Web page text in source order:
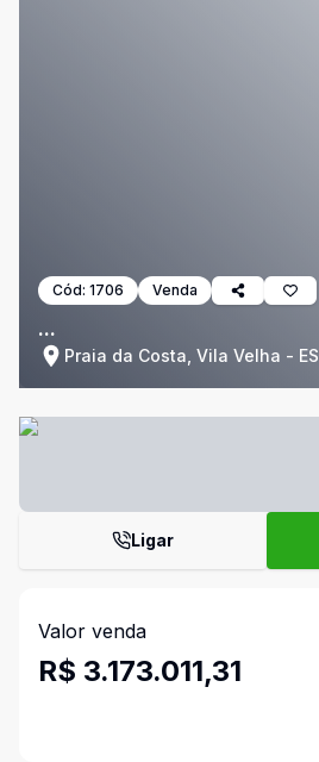
Cód: 1706 Venda
...
Praia da Costa, Vila Velha - ES
Ligar
Valor venda
R$ 3.173.011,31